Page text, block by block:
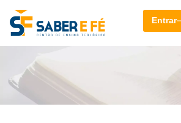
Entrar